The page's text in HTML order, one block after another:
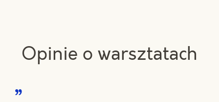
Opinie o warsztatach